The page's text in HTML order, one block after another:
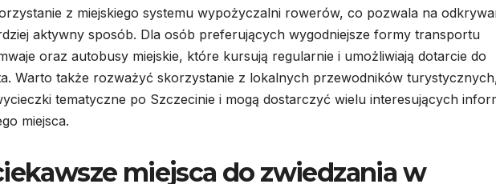
z miejskiego systemu wypożyczalni rowerów, co pozwala na
aktywny sposób. Dla osób preferujących wygodniejsze formy transportu
oraz autobusy miejskie, które kursują regularnie i umożliwiają dotarcie do
Warto także rozważyć skorzystanie z lokalnych przewodników
tematyczne po Szczecinie i mogą dostarczyć wielu interesujących
miejsca.
miejsca do zwiedzania w